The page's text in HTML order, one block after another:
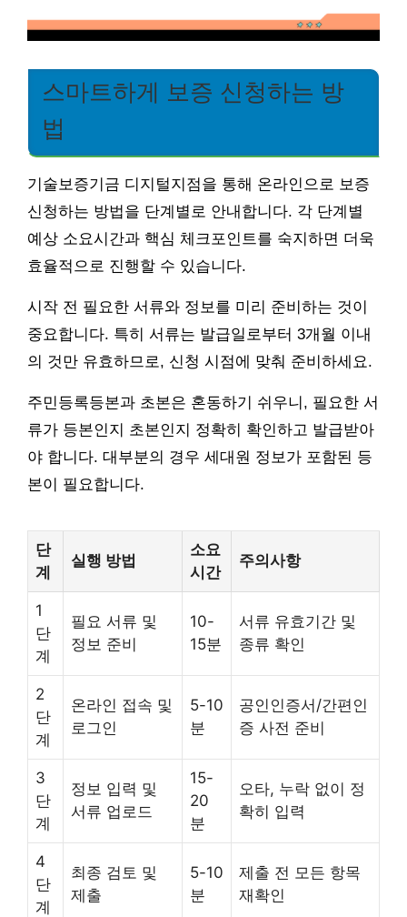
스마트하게 보증 신청하는 방
법
기술보증기금 디지털지점을 통해 온라인으로 보증
신청하는 방법을 단계별로 안내합니다. 각 단계별
예상 소요시간과 핵심 체크포인트를 숙지하면 더욱
효율적으로 진행할 수 있습니다.
시작 전 필요한 서류와 정보를 미리 준비하는 것이
중요합니다. 특히 서류는 발급일로부터 3개월 이내
의 것만 유효하므로, 신청 시점에 맞춰 준비하세요.
주민등록등본과 초본은 혼동하기 쉬우니, 필요한 서
류가 등본인지 초본인지 정확히 확인하고 발급받아
야 합니다. 대부분의 경우 세대원 정보가 포함된 등
본이 필요합니다.
단
계
실행 방법
소요
시간
주의사항
1
단
계
필요 서류 및
정보 준비
10-
15분
서류 유효기간 및
종류 확인
2
단
계
온라인 접속 및
로그인
5-10
분
공인인증서/간편인
증 사전 준비
3
단
계
정보 입력 및
서류 업로드
15-
20
분
오타, 누락 없이 정
확히 입력
4
단
계
최종 검토 및
제출
5-10
분
제출 전 모든 항목
재확인